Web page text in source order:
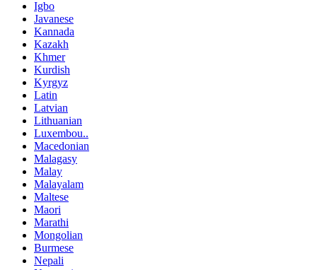
Igbo
Javanese
Kannada
Kazakh
Khmer
Kurdish
Kyrgyz
Latin
Latvian
Lithuanian
Luxembou..
Macedonian
Malagasy
Malay
Malayalam
Maltese
Maori
Marathi
Mongolian
Burmese
Nepali